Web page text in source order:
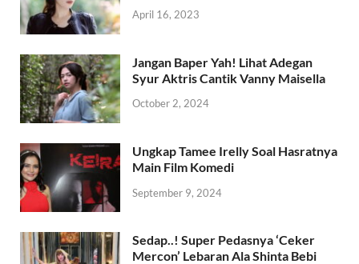
April 16, 2023
Jangan Baper Yah! Lihat Adegan
Syur Aktris Cantik Vanny Maisella
October 2, 2024
Ungkap Tamee Irelly Soal Hasratnya
Main Film Komedi
September 9, 2024
Sedap..! Super Pedasnya ‘Ceker
Mercon’ Lebaran Ala Shinta Bebi